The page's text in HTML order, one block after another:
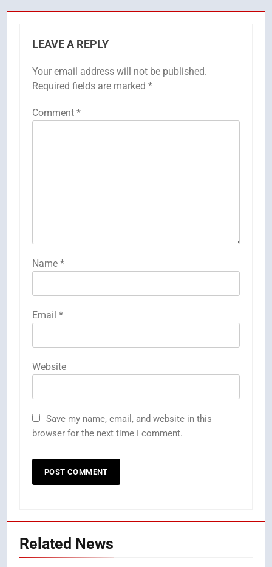
LEAVE A REPLY
Your email address will not be published.
Required fields are marked *
Comment *
Name *
Email *
Website
Save my name, email, and website in this
browser for the next time I comment.
Related News